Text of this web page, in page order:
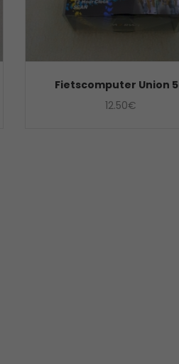
Fietscomputer Union
12.50€